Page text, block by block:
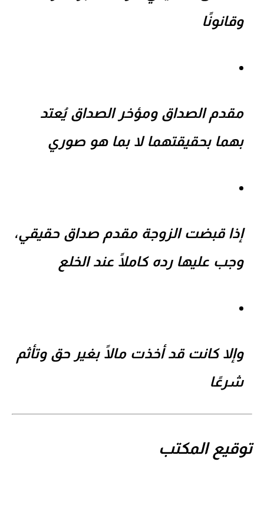
وقانونًا
مقدم الصداق ومؤخر الصداق يُعتد
بهما بحقيقتهما لا بما هو صوري
إذا قبضت الزوجة مقدم صداق حقيقي،
وجب عليها رده كاملًا عند الخلع
وإلا كانت قد أخذت مالًا بغير حق وتأثم
شرعًا
توقيع المكتب